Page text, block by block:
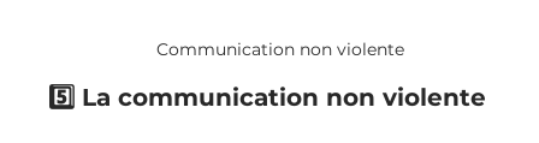
Communication non violente
5️⃣ La communication non violente